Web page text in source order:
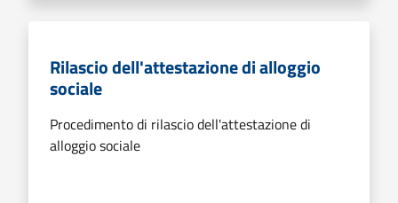
Rilascio dell'attestazione di alloggio
sociale
Procedimento di rilascio dell'attestazione di
alloggio sociale